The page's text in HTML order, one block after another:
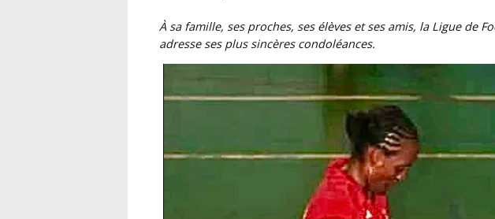
À sa famille, ses proches, ses élèves et ses amis, la Ligue de
adresse ses plus sincères condoléances.